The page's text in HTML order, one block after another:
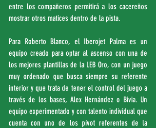
entre los compañeros permitirá a los cacereños
mostrar otros matices dentro de la pista.
Para Roberto Blanco, el Iberojet Palma es un
equipo creado para optar al ascenso con una de
los mejores plantillas de la LEB Oro, con un juego
muy ordenado que busca siempre su referente
interior y que trata de tener el control del juego a
través de los bases, Alex Hernández o Bivia. Un
equipo experimentado y con talento individual que
cuenta con uno de los pívot referentes de la